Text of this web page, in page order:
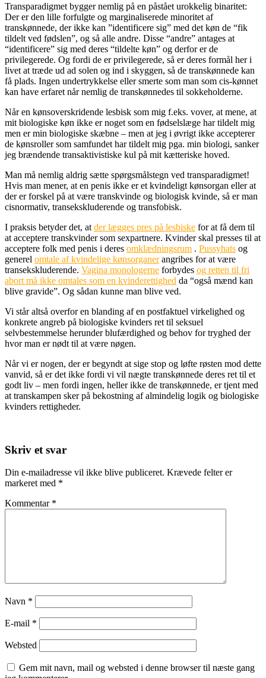
Transparadigmet bygger nemlig på en påstået urokkelig binaritet:
Der er den lille forfulgte og marginaliserede minoritet af
transkønnede, der ikke kan ”identificere sig” med det køn de “fik
tildelt ved fødslen”, og så alle andre. Disse “andre” antages at
“identificere” sig med deres “tildelte køn” og derfor er de
privilegerede. Og fordi de er privilegerede, så er deres formål her i
livet at træde ud ad solen og ind i skyggen, så de transkønnede kan
få plads. Ingen undertrykkelse eller smerte som man som cis-kønnet
kan have erfaret når nemlig de transkønnedes til sokkeholderne.
Når en kønsoverskridende lesbisk som mig f.eks. vover, at mene, at
mit biologiske køn ikke er noget som en fødselslæge har tildelt mig
men er min biologiske skæbne – men at jeg i øvrigt ikke accepterer
de kønsroller som samfundet har tildelt mig pga. min biologi, sanker
jeg brændende transaktivistiske kul på mit kætteriske hoved.
Man må nemlig aldrig sætte spørgsmålstegn ved transparadigmet!
Hvis man mener, at en penis ikke er et kvindeligt kønsorgan eller at
der er forskel på at være transkvinde og biologisk kvinde, så er man
cisnormativ, transekskluderende og transfobisk.
I praksis betyder det, at der lægges pres på lesbiske for at få dem til
at acceptere transkvinder som sexpartnere. Kvinder skal presses til at
acceptere folk med penis i deres omklædningsrum . Pussyhats og
generel omtale af kvindelige kønsorganerangribes for at være
transekskluderende. Vagina monologerne forbydes og retten til fri
abort må ikke omtales som en kvinderettighed da “også mænd kan
blive gravide”. Og sådan kunne man blive ved.
Vi står altså overfor en blanding af en postfaktuel virkelighed og
konkrete angreb på biologiske kvinders ret til seksuel
selvbestemmelse herunder blufærdighed og behov for tryghed der
hvor man er nødt til at være nøgen.
Når vi er nogen, der er begyndt at sige stop og løfte røsten mod dette
vanvid, så er det ikke fordi vi vil nægte transkønnede deres ret til et
godt liv – men fordi ingen, heller ikke de transkønnede, er tjent med
at transkampen sker på bekostning af almindelig logik og biologiske
kvinders rettigheder.
Skriv et svar
Din e-mailadresse vil ikke blive publiceret. Krævede felter er
markeret med *
Kommentar *
Navn *
E-mail *
Websted
Gem mit navn, mail og websted i denne browser til næste gang